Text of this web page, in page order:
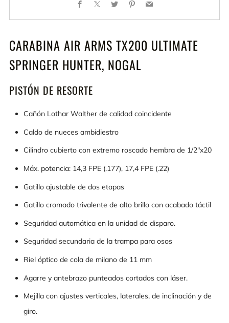
CARABINA AIR ARMS TX200 ULTIMATE
SPRINGER HUNTER, NOGAL
PISTÓN DE RESORTE
Cañón Lothar Walther de calidad coincidente
Caldo de nueces ambidiestro
Cilindro cubierto con extremo roscado hembra de 1/2"x20
Máx. potencia: 14,3 FPE (.177), 17,4 FPE (.22)
Gatillo ajustable de dos etapas
Gatillo cromado trivalente de alto brillo con acabado táctil
Seguridad automática en la unidad de disparo.
Seguridad secundaria de la trampa para osos
Riel óptico de cola de milano de 11 mm
Agarre y antebrazo punteados cortados con láser.
Mejilla con ajustes verticales, laterales, de inclinación y de
giro.